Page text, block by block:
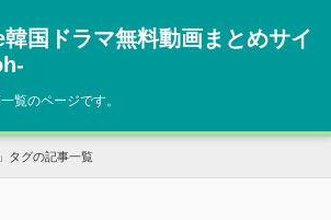
国ドラマ無料動画まとめサイ
覧のページです。
」タグの記事一覧